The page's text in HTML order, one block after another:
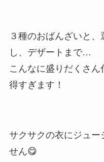
３種のおばんざいと
し、デザートまで…
こんなに盛りだくさ
得すぎます！
サクサクの衣にジュー
せん😋